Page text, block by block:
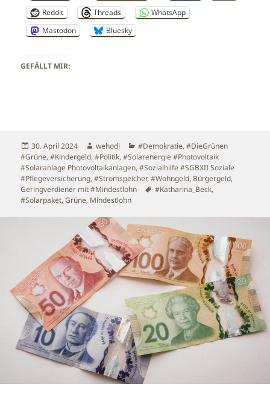
Reddit
Threads
WhatsApp
Mastodon
Bluesky
GEFÄLLT MIR:
Veröffentlicht
am
30. April 2024 Autor
wehodi Kategorien
#Demokratie,#DieGrünen
#Grüne,#Kindergeld,#Politik,#Solarenergie #Photovoltaik
#Solaranlage Photovoltaikanlagen,#Sozialhilfe #SGBXII Soziale
#Pflegeversicherung,#Stromspeicher,#Wohngeld, Bürgergeld,
Geringverdiener mit #Mindestlohn
Schlagwörter
#Katharina_Beck,
#Solarpaket,Grüne, Mindestlohn